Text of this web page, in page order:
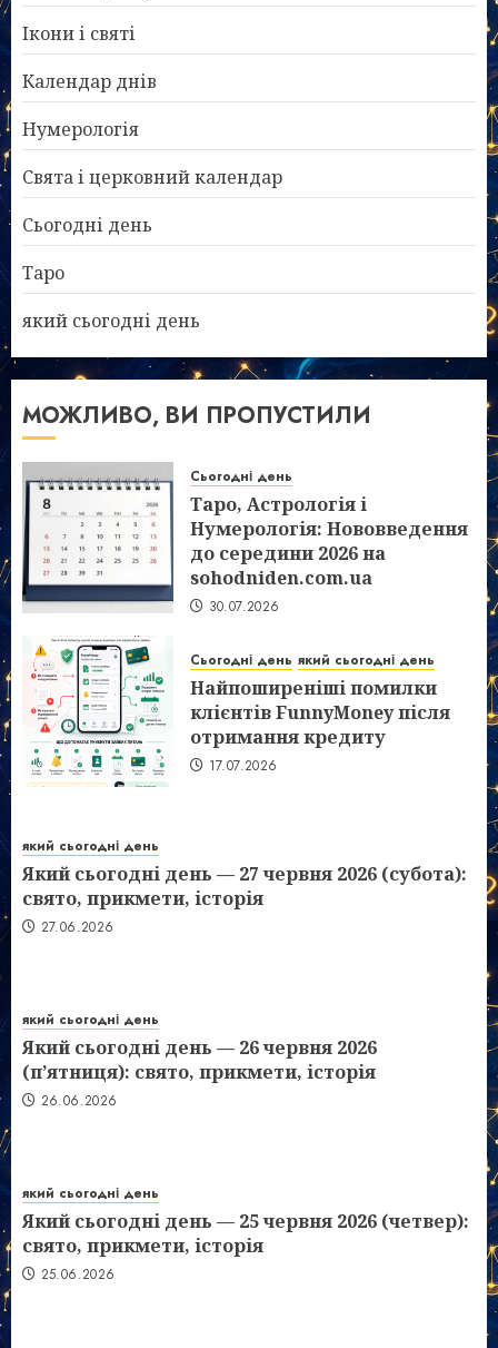
Ікони і святі
Календар днів
Нумерологія
Свята і церковний календар
Сьогодні день
Таро
який сьогодні день
МОЖЛИВО, ВИ ПРОПУСТИЛИ
Сьогодні день
Таро, Астрологія і
Нумерологія: Нововведення
до середини 2026 на
sohodniden.com.ua
30.07.2026
Сьогодні день який сьогодні день
Найпоширеніші помилки
клієнтів FunnyMoney після
отримання кредиту
17.07.2026
який сьогодні день
Який сьогодні день — 27 червня 2026 (субота):
свято, прикмети, історія
27.06.2026
який сьогодні день
Який сьогодні день — 26 червня 2026
(п’ятниця): свято, прикмети, історія
26.06.2026
який сьогодні день
Який сьогодні день — 25 червня 2026 (четвер):
свято, прикмети, історія
25.06.2026